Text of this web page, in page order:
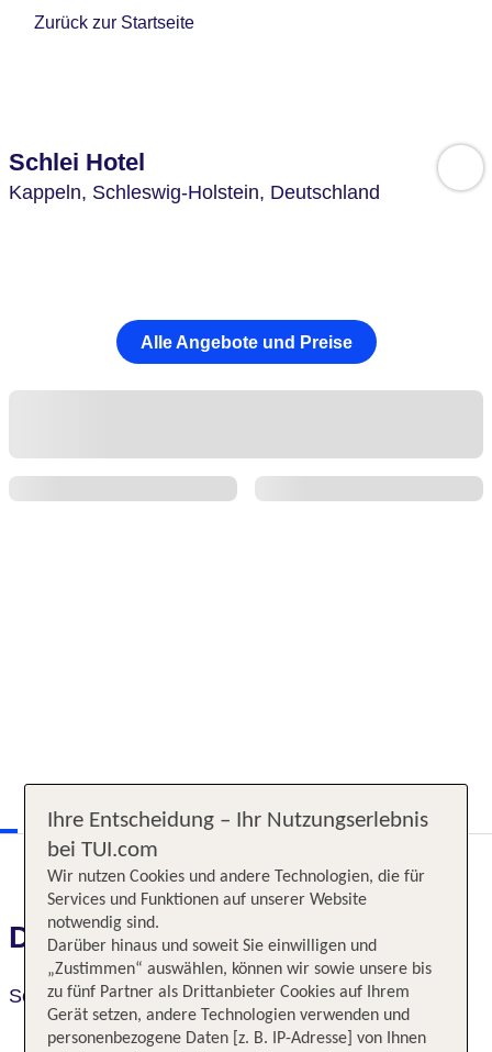
Zurück zur Startseite
Schlei Hotel
Kappeln, Schleswig-Holstein, Deutschland
Alle Angebote und Preise
Das erwartet Sie
Schlei Hotel
Ihre Entscheidung – Ihr Nutzungserlebnis
bei TUI.com
Wir nutzen Cookies und andere Technologien, die für
Services und Funktionen auf unserer Website
notwendig sind.
Darüber hinaus und soweit Sie einwilligen und
„Zustimmen“ auswählen, können wir sowie unsere bis
zu fünf Partner als Drittanbieter Cookies auf Ihrem
Gerät setzen, andere Technologien verwenden und
personenbezogene Daten [z. B. IP-Adresse] von Ihnen